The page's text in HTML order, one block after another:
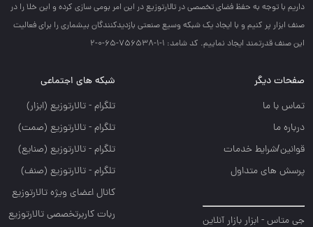
داريم با توجه به حفظ فضاي تخصصي در تالارتوزيع در اين امر بومي سازي كرده و اين خلا را در
صنف ابزار پر كنيم و با ايجاد يك شبكه وسيع صنعتي بازديدكنندگان بيشماري را براي فعاليت
اين صنف قدرتمند ايجاد نماييم. کد شامد: 1-1-756538-65-0-2
صفحات دیگر
تماس با ما
درباره ما
قوانین/شرایط خدمات
پرسش های متداول
جی متاس - ابزار بازار آنلاین
شبکه های اجتماعی
تلگرام - تالارتوزيع (ابزار)
تلگرام - تالارتوزيع (صمت)
تلگرام - تالارتوزيع (صنايع)
تلگرام - تالارتوزیع (صنف)
کانال اعضای ویژه تالارتوزیع
ربات کاربرتخصصی تالارتوزیع